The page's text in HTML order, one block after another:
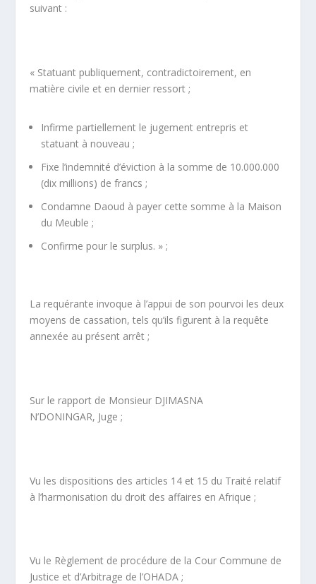
suivant :
« Statuant publiquement, contradictoirement, en
matière civile et en dernier ressort ;
Infirme partiellement le jugement entrepris et
statuant à nouveau ;
Fixe l’indemnité d’éviction à la somme de 10.000.000
(dix millions) de francs ;
Condamne Daoud à payer cette somme à la Maison
du Meuble ;
Confirme pour le surplus. » ;
La requérante invoque à l’appui de son pourvoi les deux
moyens de cassation, tels qu’ils figurent à la requête
annexée au présent arrêt ;
Sur le rapport de Monsieur DJIMASNA
N’DONINGAR, Juge ;
Vu les dispositions des articles 14 et 15 du Traité relatif
à l’harmonisation du droit des affaires en Afrique ;
Vu le Règlement de procédure de la Cour Commune de
Justice et d’Arbitrage de l’OHADA ;